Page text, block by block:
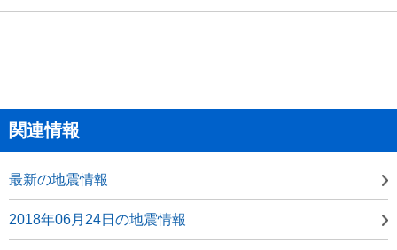
関連情報
最新の地震情報
2018年06月24日の地震情報